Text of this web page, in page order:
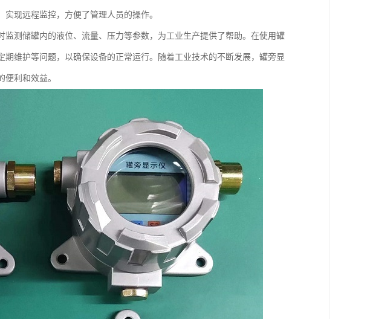
现远程监控，方便了管理人员的操作。
测储罐内的液位、流量、压力等参数，为工业生产提供了帮助。在使用罐
维护等问题，以确保设备的正常运行。随着工业技术的不断发展，罐旁显
利和效益。